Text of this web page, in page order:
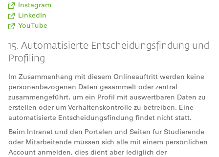
Instagram
LinkedIn
YouTube
15. Automatisierte Entscheidungsfindung und
Profiling
Im Zusammenhang mit diesem Onlineauftritt werden keine
personenbezogenen Daten gesammelt oder zentral
zusammengeführt, um ein Profil mit auswertbaren Daten zu
erstellen oder um Verhaltenskontrolle zu betreiben. Eine
automatisierte Entscheidungsfindung findet nicht statt.
Beim Intranet und den Portalen und Seiten für Studierende
oder Mitarbeitende müssen sich alle mit einem persönlichen
Account anmelden, dies dient aber lediglich der